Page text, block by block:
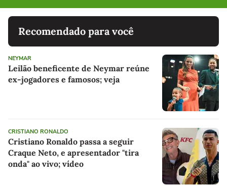
Recomendado para você
NEYMAR
Leilão beneficente de Neymar reúne
ex-jogadores e famosos; veja
CRISTIANO RONALDO
Cristiano Ronaldo passa a seguir
Craque Neto, e apresentador "tira
onda" ao vivo; vídeo